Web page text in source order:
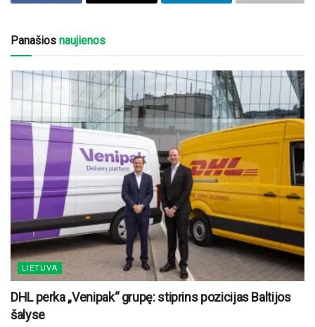
Panašios naujienos
LIETUVA
DHL perka „Venipak“ grupę: stiprins pozicijas Baltijos
šalyse